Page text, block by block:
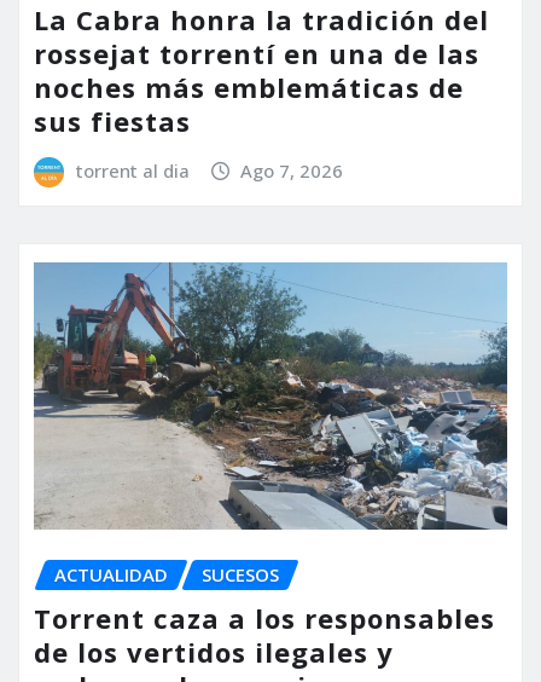
La Cabra honra la tradición del
rossejat torrentí en una de las
noches más emblemáticas de
sus fiestas
torrent al dia Ago 7, 2026
ACTUALIDAD SUCESOS
Torrent caza a los responsables
de los vertidos ilegales y